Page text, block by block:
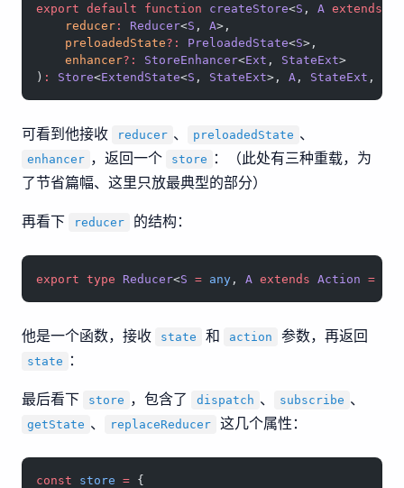
export default function createStore<S , A extends
    reducer
: Reducer<S , A>,
    preloadedState
?: PreloadedState<S>,
    enhancer
?: StoreEnhancer<Ext , StateExt>
) : Store<ExtendState<S , StateExt>, A , StateExt ,
可看到他接收 reducer 、 preloadedState 、
enhancer ，返回一个 store
：（此处有三种重载，为
了节省篇幅、这里只放最典型的部分）
再看下 reducer 的结构：
export type Reducer<S = any , A extends Action =
他是一个函数，接收 state 和 action 参数，再返回
state ：
最后看下 store ，包含了 dispatch 、 subscribe 、
getState 、 replaceReducer 这几个属性：
const store = {